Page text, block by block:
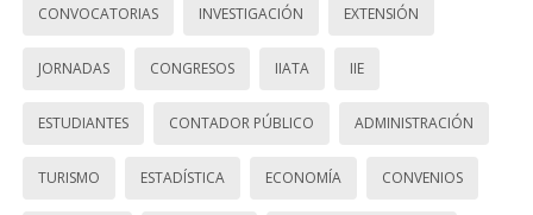
CONVOCATORIAS INVESTIGACIÓN EXTENSIÓN
JORNADAS CONGRESOS IIATA IIE
ESTUDIANTES CONTADOR PÚBLICO ADMINISTRACIÓN
TURISMO ESTADÍSTICA ECONOMÍA CONVENIOS